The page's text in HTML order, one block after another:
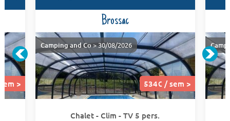
>
Brossac
534€ / sem >
Camping and Co> 30/08/2026
Chalet - Clim - TV 5 pers.